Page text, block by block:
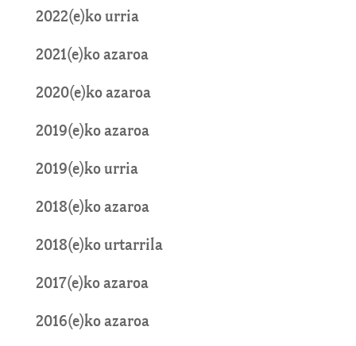
2022(e)ko urria
2021(e)ko azaroa
2020(e)ko azaroa
2019(e)ko azaroa
2019(e)ko urria
2018(e)ko azaroa
2018(e)ko urtarrila
2017(e)ko azaroa
2016(e)ko azaroa